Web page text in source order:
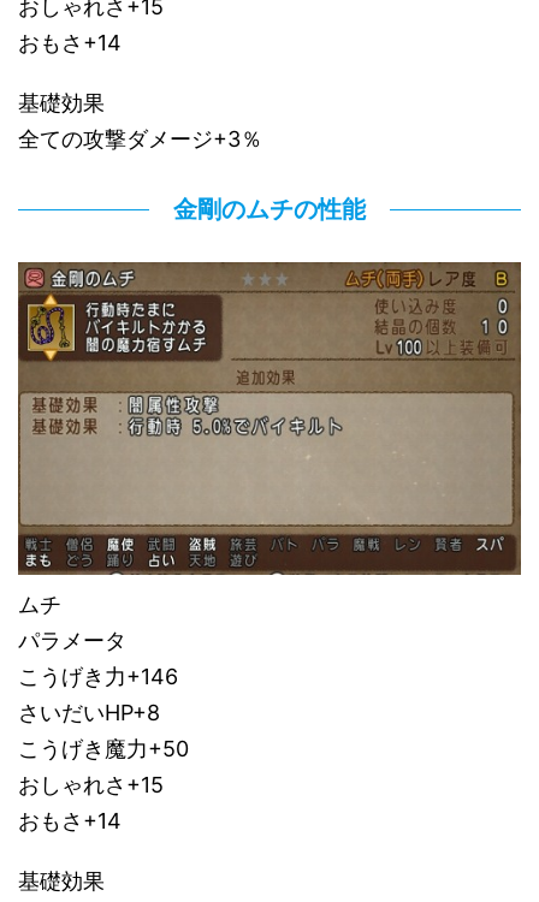
おしゃれさ+15
おもさ+14
基礎効果
全ての攻撃ダメージ+3％
金剛のムチの性能
ムチ
パラメータ
こうげき力+146
さいだいHP+8
こうげき魔力+50
おしゃれさ+15
おもさ+14
基礎効果